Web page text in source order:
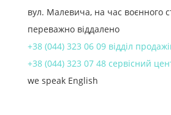
вул. Малевича, на час воєнного
переважно віддалено
+38 (044) 323 06 09 відділ
+38 (044) 323 07 48 сервісний
we speak English